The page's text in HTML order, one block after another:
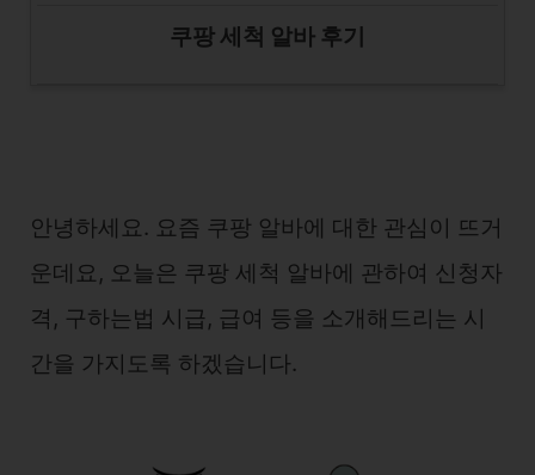
쿠팡 세척 알바 후기
안녕하세요. 요즘 쿠팡 알바에 대한 관심이 뜨거
운데요, 오늘은 쿠팡 세척 알바에 관하여 신청자
격, 구하는법 시급, 급여 등을 소개해드리는 시
간을 가지도록 하겠습니다.